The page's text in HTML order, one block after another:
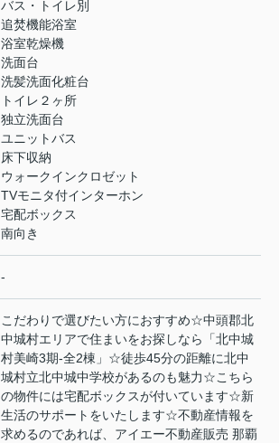
バス・トイレ別
追焚機能浴室
浴室乾燥機
洗面台
洗髪洗面化粧台
トイレ２ヶ所
独立洗面台
ユニットバス
床下収納
ウォークインクロゼット
TVモニタ付インターホン
宅配ボックス
南向き
-
こだわりで選びたい方におすすめ☆中頭郡北
中城村エリアで住まいをお探しなら「北中城
村美崎3期-全2棟」☆徒歩45分の距離に北中
城村立北中城中学校があるのも魅力☆こちら
の物件には宅配ボックスが付いています☆新
生活のサポートをいたします☆不動産情報を
求めるのであれば、アイエー不動産販売 那覇